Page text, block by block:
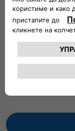
делови и
ЈАВИ СЕ:
Сервис: 02/3093-
РАБОТНО ВРЕМЕ:
саб 09.00 -14.00